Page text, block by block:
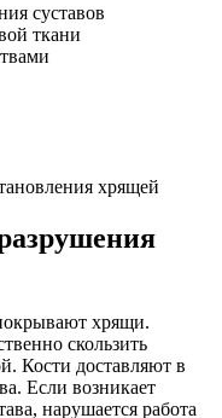
суставов
ткани
хрящей
хрящи.
скользить
Кости доставляют в
Если возникает
нарушается работа